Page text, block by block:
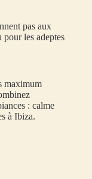
pas aux
les adeptes
maximum
: calme
à Ibiza.